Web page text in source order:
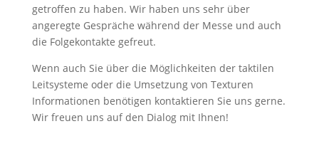
getroffen zu haben. Wir haben uns sehr über
angeregte Gespräche während der Messe und auch
die Folgekontakte gefreut.
Wenn auch Sie über die Möglichkeiten der taktilen
Leitsysteme oder die Umsetzung von Texturen
Informationen benötigen kontaktieren Sie uns gerne.
Wir freuen uns auf den Dialog mit Ihnen!